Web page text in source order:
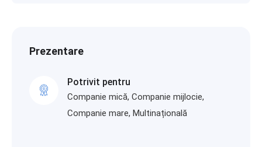
Prezentare
Potrivit pentru
Companie mică, Companie mijlocie,
Companie mare, Multinațională